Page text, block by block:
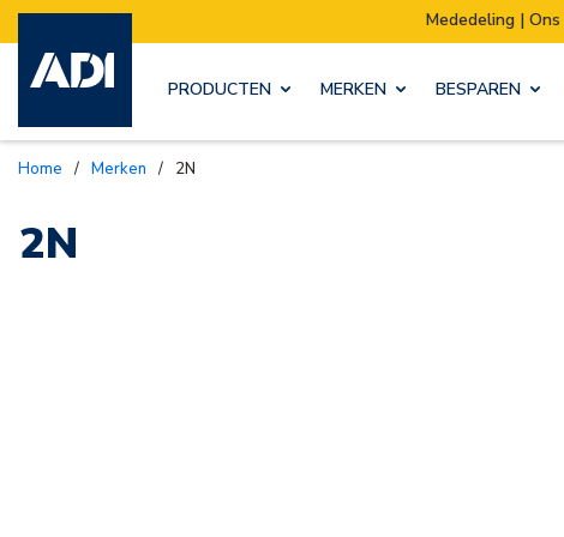
Mededeling | Ons
PRODUCTEN MERKEN BESPAREN
Home / Merken / 2N
2N